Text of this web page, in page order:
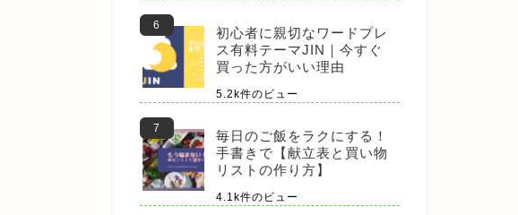
初心者に親切なワードプレ
ス有料テーマJIN｜今すぐ
買った方がいい理由
5.2k件のビュー
毎日のご飯をラクにする！
手書きで【献立表と買い物
リストの作り方】
4.1k件のビュー